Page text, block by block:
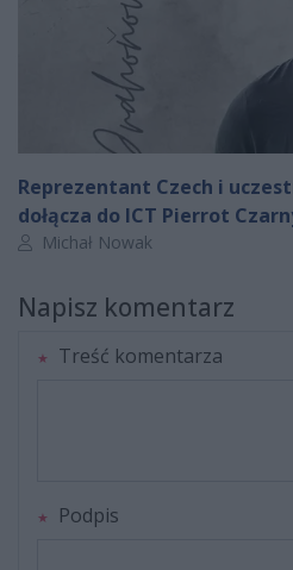
Reprezentant Czech i
dołącza do ICT Pierrot
Autor artykułu:
Michał Nowak
Napisz komentarz
Treść komentarza
Podpis